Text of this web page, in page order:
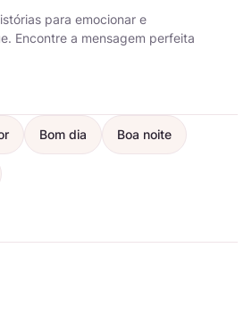
para emocionar e
Encontre a mensagem perfeita
Bom dia Boa noite